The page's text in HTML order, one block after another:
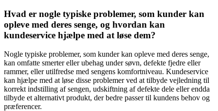
Hvad er nogle typiske problemer, som kunder kan
opleve med deres senge, og hvordan kan
kundeservice hjælpe med at løse dem?
Nogle typiske problemer, som kunder kan opleve med deres senge,
kan omfatte smerter eller ubehag under søvn, defekte fjedre eller
rammer, eller utilfredse med sengens komfortniveau. Kundeservice
kan hjælpe med at løse disse problemer ved at tilbyde vejledning til
korrekt indstilling af sengen, udskiftning af defekte dele eller endda
tilbyde et alternativt produkt, der bedre passer til kundens behov og
præferencer.